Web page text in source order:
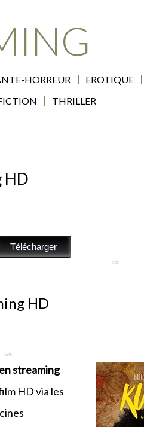
HORREUR EROTIQUE
THRILLER
HD
HD
streaming
HD via les